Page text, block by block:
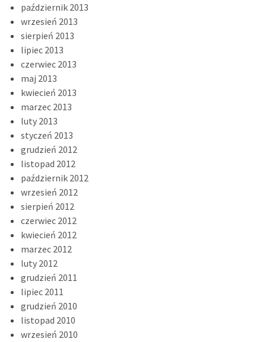
październik 2013
wrzesień 2013
sierpień 2013
lipiec 2013
czerwiec 2013
maj 2013
kwiecień 2013
marzec 2013
luty 2013
styczeń 2013
grudzień 2012
listopad 2012
październik 2012
wrzesień 2012
sierpień 2012
czerwiec 2012
kwiecień 2012
marzec 2012
luty 2012
grudzień 2011
lipiec 2011
grudzień 2010
listopad 2010
wrzesień 2010